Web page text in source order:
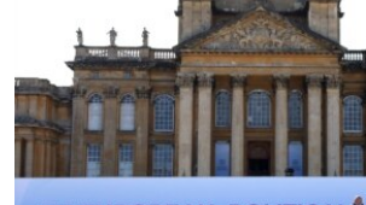
အ
ညွန်း
စာမျက်နှာ
သို့
မကြေးမုံရဲ့ အင်္ဂလိပ်စာ
ရုပ်ရှင်ထဲက အင်္ဂလိပ်စာ
သုတပဒေသာ အင်္ဂလိပ်စာ
တီဗွီ
ရေဒီယိုနှင့်ရုပ်သံ အချက်အလက်များ
ရေဒီယို/တီဗွီအစီအစဉ်
Learning English
ဗွီအိုအေ လူမှုကွန်ယက်များ